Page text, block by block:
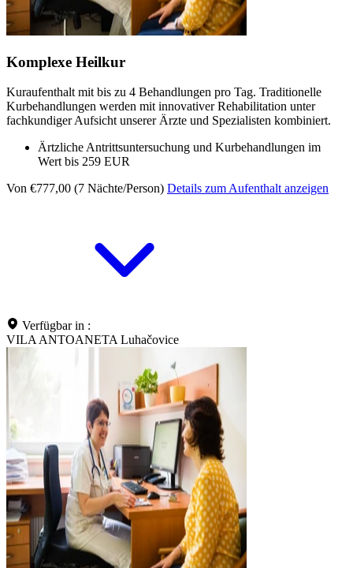
Komplexe Heilkur
Kuraufenthalt mit bis zu 4 Behandlungen pro Tag. Traditionelle
Kurbehandlungen werden mit innovativer Rehabilitation unter
fachkundiger Aufsicht unserer Ärzte und Spezialisten kombiniert.
Ärtzliche Antrittsuntersuchung und Kurbehandlungen im
Wert bis 259 EUR
Von €777,00 (7 Nächte/Person) Details zum Aufenthalt anzeigen
Verfügbar in :
VILA ANTOANETA Luhačovice